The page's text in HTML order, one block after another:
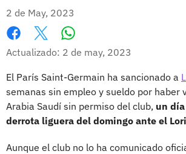
2 de May, 2023
Facebook
X
Actualizado: 2 de may, 2023
El París Saint-Germain ha sancionado a
semanas sin empleo y sueldo por haber
Arabia Saudí sin permiso del club, un
derrota liguera del domingo ante el
Aunque el club no lo ha comunicado